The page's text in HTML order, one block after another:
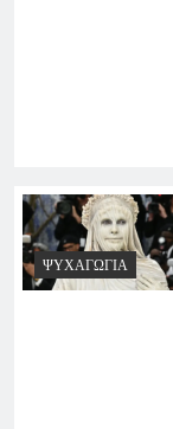
ΨΥΧΑΓΩΓΊΑ